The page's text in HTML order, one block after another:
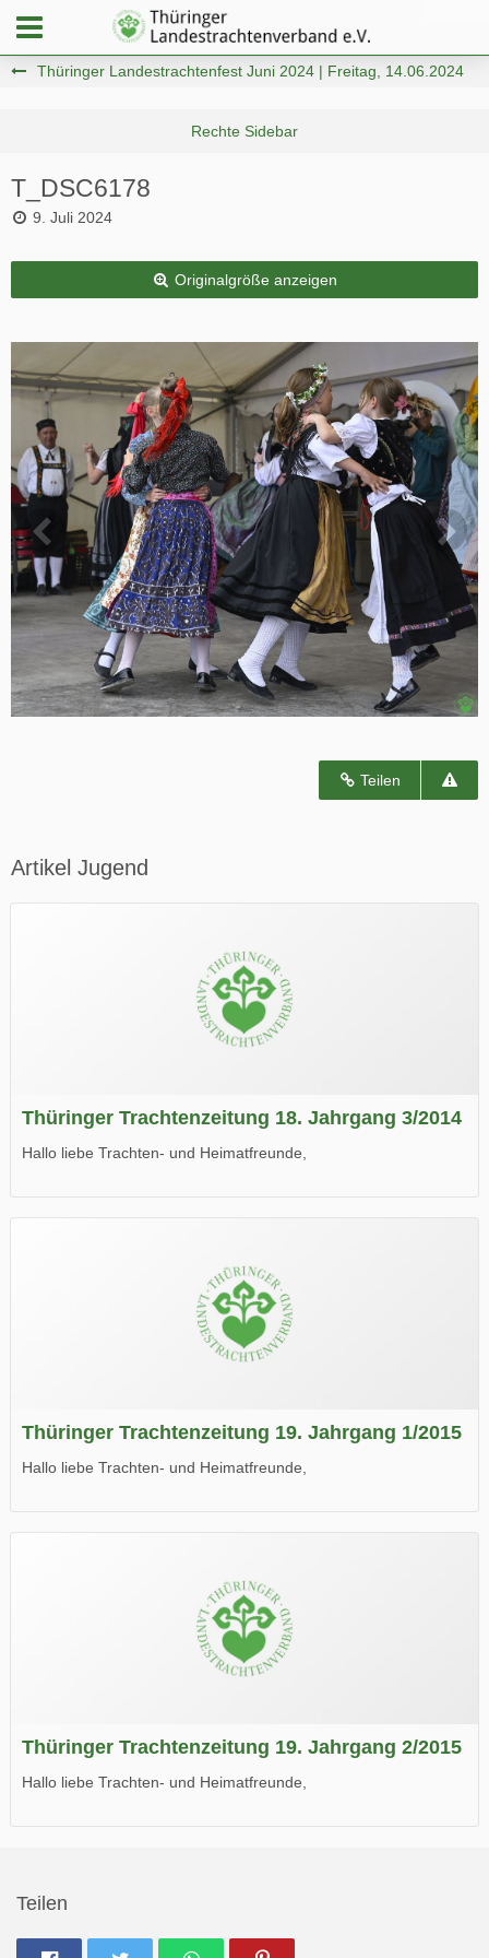
Thüringer Landestrachtenfest Juni 2024 | Freitag, 14.06.2024
T_DSC6178
9. Juli 2024
Originalgröße anzeigen
Teilen
Artikel Jugend
Thüringer Trachtenzeitung 18. Jahrgang 3/2014
Hallo liebe Trachten- und Heimatfreunde,
Wir wünschen Euch viel Spaß beim Lesen.
Thüringer Trachtenzeitung 19. Jahrgang 1/2015
Hallo liebe Trachten- und Heimatfreunde,
Wir wünschen Euch viel Spaß beim Lesen.
Thüringer Trachtenzeitung 19. Jahrgang 2/2015
Hallo liebe Trachten- und Heimatfreunde,
Teilen